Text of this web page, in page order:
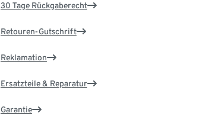
30 Tage Rückgaberecht
Retouren-Gutschrift
Reklamation
Ersatzteile & Reparatur
Garantie